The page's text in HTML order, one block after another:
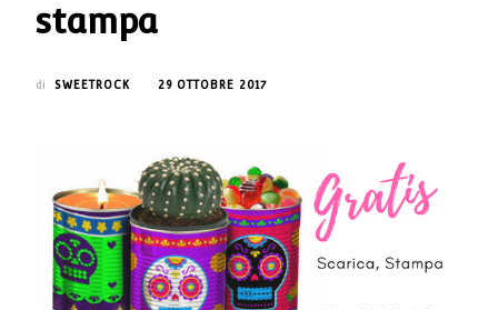
stampa
di SWEETROCK 29 OTTOBRE 2017